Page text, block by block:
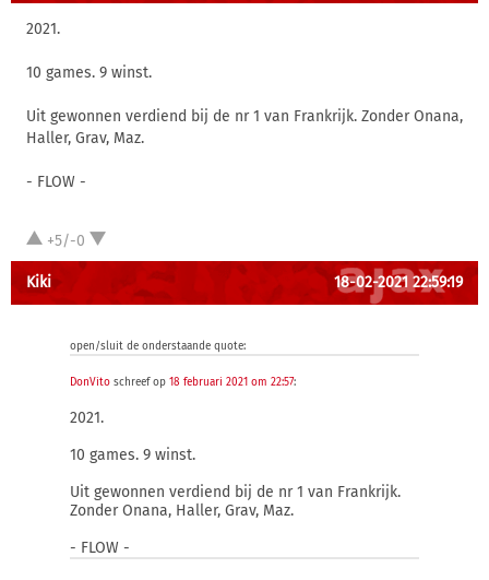
2021.
10 games. 9 winst.
Uit gewonnen verdiend bij de nr 1 van Frankrijk. Zonder Onana,
Haller, Grav, Maz.
- FLOW -
+5/-0
Kiki 18-02-2021 22:59:19
open/sluit de onderstaande quote:
DonVito schreef op 18 februari 2021 om 22:57:
2021.
10 games. 9 winst.
Uit gewonnen verdiend bij de nr 1 van Frankrijk.
Zonder Onana, Haller, Grav, Maz.
- FLOW -